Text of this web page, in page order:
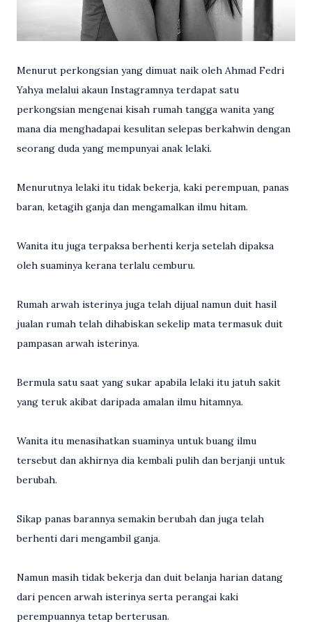
Menurut perkongsian yang dimuat naik oleh Ahmad Fedri
Yahya melalui akaun Instagramnya terdapat satu
perkongsian mengenai kisah rumah tangga wanita yang
mana dia menghadapai kesulitan selepas berkahwin dengan
seorang duda yang mempunyai anak lelaki.
Menurutnya lelaki itu tidak bekerja, kaki perempuan, panas
baran, ketagih ganja dan mengamalkan ilmu hitam.
Wanita itu juga terpaksa berhenti kerja setelah dipaksa
oleh suaminya kerana terlalu cemburu.
Rumah arwah isterinya juga telah dijual namun duit hasil
jualan rumah telah dihabiskan sekelip mata termasuk duit
pampasan arwah isterinya.
Bermula satu saat yang sukar apabila lelaki itu jatuh sakit
yang teruk akibat daripada amalan ilmu hitamnya.
Wanita itu menasihatkan suaminya untuk buang ilmu
tersebut dan akhirnya dia kembali pulih dan berjanji untuk
berubah.
Sikap panas barannya semakin berubah dan juga telah
berhenti dari mengambil ganja.
Namun masih tidak bekerja dan duit belanja harian datang
dari pencen arwah isterinya serta perangai kaki
perempuannya tetap berterusan.